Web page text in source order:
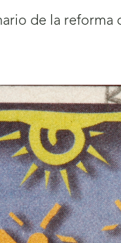
de la reforma